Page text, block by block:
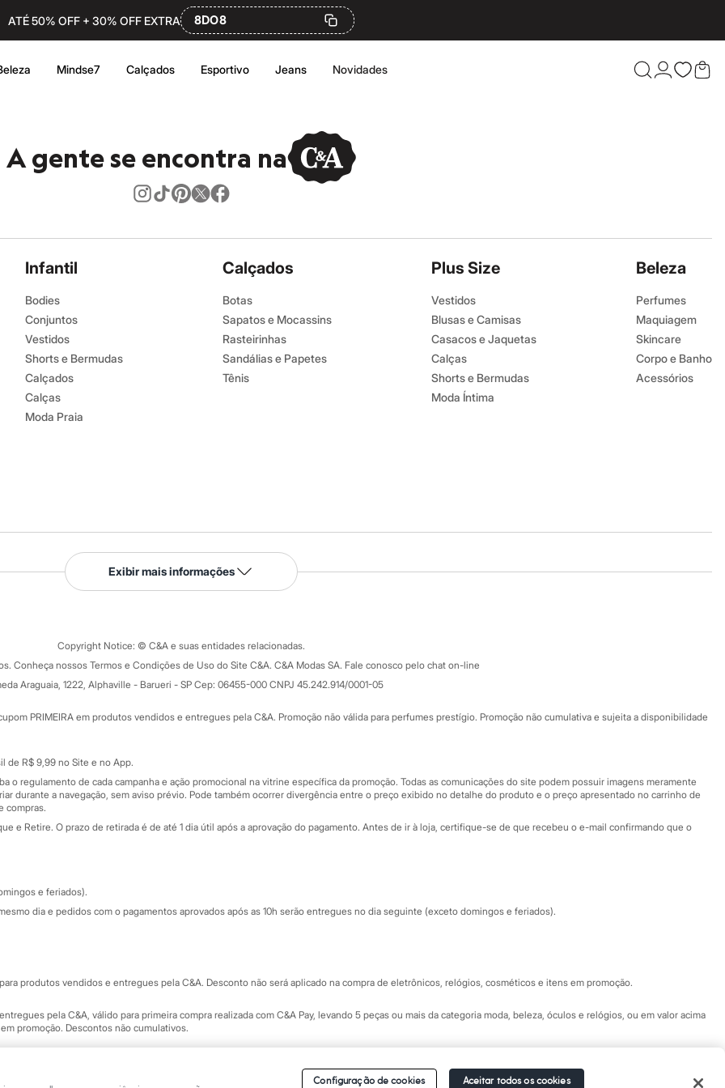
ATÉ 50% OFF + 30% OFF EXTRA 8DO8
Mindse7 Calçados Esportivo Jeans Novidades
Confira
A gente se encontra na
Infantil
Bodies
Conjuntos
Vestidos
Shorts e Bermudas
Calçados
Calças
Moda Praia
Calçados
Botas
Sapatos e Mocassins
Rasteirinhas
Sandálias e Papetes
Tênis
Plus Size
Vestidos
Blusas e Camisas
Casacos e Jaquetas
Calças
Shorts e Bermudas
Moda Íntima
Beleza
Perfumes
Maquiagem
Skincare
Corpo e Banho
Acessórios
Serviços
Tipos de serviços
Formas de pagamento
Todas as vantagens
Minha C&A
Cupons de desconto
Atendimento
Fale conosco
Central de ética
Eventos
Exibir mais informações
Copyright Notice: © C&A e suas entidades relacionadas.
Conheça nossos Termos e Condições de Uso do Site C&A. C&A Modas SA. Fale conosco pelo chat on-line
Araguaia, 1222, Alphaville - Barueri - SP Cep: 06455-000 CNPJ 45.242.914/0001-05
PRIMEIRA em produtos vendidos e entregues pela C&A. Promoção não válida para perfumes prestígio. Promoção não cumulativa e sujeita a disponibilidade
de R$ 9,99 no Site e no App.
o regulamento de cada campanha e ação promocional na vitrine específica da promoção. Todas as comunicações do site podem possuir imagens meramente
durante a navegação, sem aviso prévio. Pode também ocorrer divergência entre o preço exibido no detalhe do produto e o preço apresentado no carrinho de
compras.
e Retire. O prazo de retirada é de até 1 dia útil após a aprovação do pagamento. Antes de ir à loja, certifique-se de que recebeu o e-mail confirmando que o
e feriados).
dia e pedidos com o pagamentos aprovados após as 10h serão entregues no dia seguinte (exceto domingos e feriados).
produtos vendidos e entregues pela C&A. Desconto não será aplicado na compra de eletrônicos, relógios, cosméticos e itens em promoção.
pela C&A, válido para primeira compra realizada com C&A Pay, levando 5 peças ou mais da categoria moda, beleza, óculos e relógios, ou em valor acima
promoção. Descontos não cumulativos.
Configuração de cookies Aceitar todos os cookies